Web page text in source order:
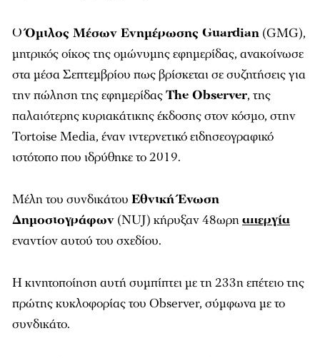
ΟΌμιλος Μέσων Ενημέρωσης Guardian (GMG),
μητρικός οίκος της ομώνυμης εφημερίδας, ανακοίνωσε
στα μέσα Σεπτεμβρίου πως βρίσκεται σε συζητήσεις για
την πώληση της εφημερίδαςThe Observer, της
παλαιότερης κυριακάτικης έκδοσης στον κόσμο, στην
Tortoise Media, έναν ιντερνετικό ειδησεογραφικό
ιστότοπο που ιδρύθηκε το 2019.
Μέλη του συνδικάτου Εθνική Ένωση
Δημοσιογράφων (NUJ) κήρυξαν 48ωρηαπεργία
εναντίον αυτού του σχεδίου.
Η κινητοποίηση αυτή συμπίπτει με τη 233η επέτειο της
πρώτης κυκλοφορίας του Observer, σύμφωνα με το
συνδικάτο.